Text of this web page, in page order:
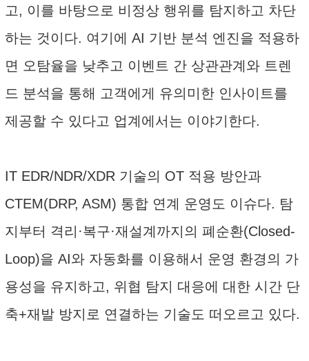
고, 이를 바탕으로 비정상 행위를 탐지하고 차단
하는 것이다. 여기에 AI 기반 분석 엔진을 적용하
면 오탐율을 낮추고 이벤트 간 상관관계와 트렌
드 분석을 통해 고객에게 유의미한 인사이트를
제공할 수 있다고 업계에서는 이야기한다.
IT EDR/NDR/XDR 기술의 OT 적용 방안과
CTEM(DRP, ASM) 통합 연계 운영도 이슈다. 탐
지부터 격리·복구·재설계까지의 폐순환(Closed-
Loop)을 AI와 자동화를 이용해서 운영 환경의 가
용성을 유지하고, 위협 탐지 대응에 대한 시간 단
축+재발 방지로 연결하는 기술도 떠오르고 있다.